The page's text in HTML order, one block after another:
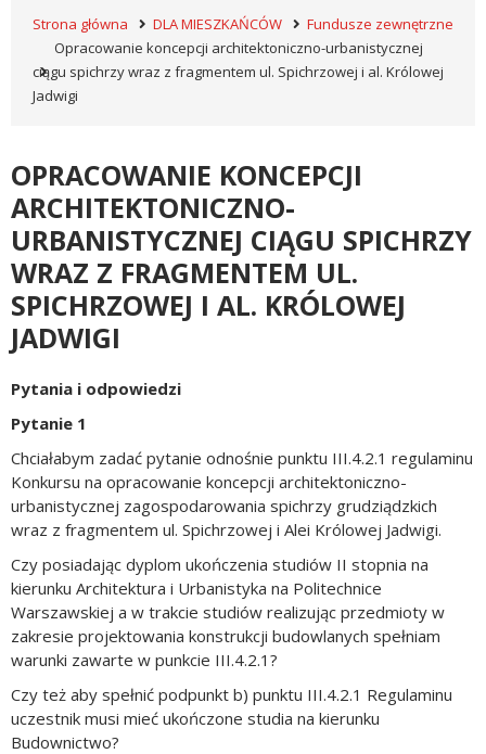
Strona główna DLA MIESZKAŃCÓW
Fundusze zewnętrzne
Opracowanie koncepcji architektoniczno-urbanistycznej
ciągu spichrzy wraz z fragmentem ul. Spichrzowej i al. Królowej
Jadwigi
OPRACOWANIE KONCEPCJI
ARCHITEKTONICZNO-
URBANISTYCZNEJ CIĄGU SPICHRZY
WRAZ Z FRAGMENTEM UL.
SPICHRZOWEJ I AL. KRÓLOWEJ
JADWIGI
Pytania i odpowiedzi
Pytanie 1
Chciałabym zadać pytanie odnośnie punktu III.4.2.1 regulaminu
Konkursu na opracowanie koncepcji architektoniczno-
urbanistycznej zagospodarowania spichrzy grudziądzkich
wraz z fragmentem ul. Spichrzowej i Alei Królowej Jadwigi.
Czy posiadając dyplom ukończenia studiów II stopnia na
kierunku Architektura i Urbanistyka na Politechnice
Warszawskiej a w trakcie studiów realizując przedmioty w
zakresie projektowania konstrukcji budowlanych spełniam
warunki zawarte w punkcie III.4.2.1?
Czy też aby spełnić podpunkt b) punktu III.4.2.1 Regulaminu
uczestnik musi mieć ukończone studia na kierunku
Budownictwo?